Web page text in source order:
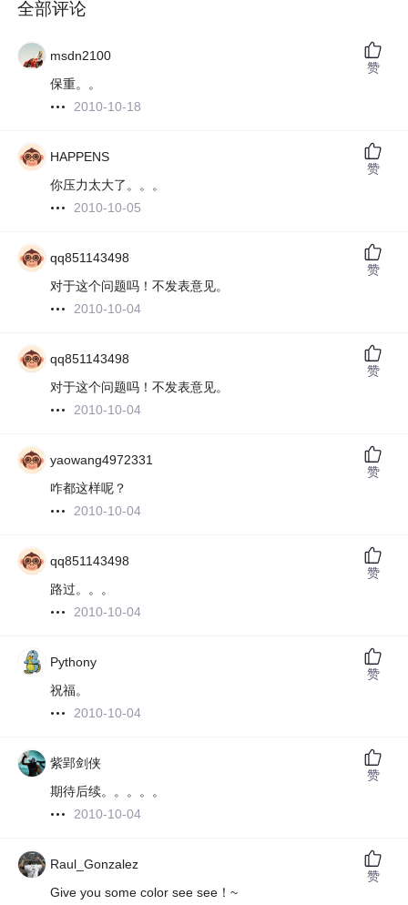
全部评论
msdn2100
保重。。
2010-10-18
赞
HAPPENS
你压力太大了。。。
2010-10-05
赞
qq851143498
对于这个问题吗！不发表意见。
2010-10-04
赞
qq851143498
对于这个问题吗！不发表意见。
2010-10-04
赞
yaowang4972331
咋都这样呢？
2010-10-04
赞
qq851143498
路过。。。
2010-10-04
赞
Pythony
祝福。
2010-10-04
赞
紫郢剑侠
期待后续。。。。。
2010-10-04
赞
Raul_Gonzalez
Give you some color see see！~
赞